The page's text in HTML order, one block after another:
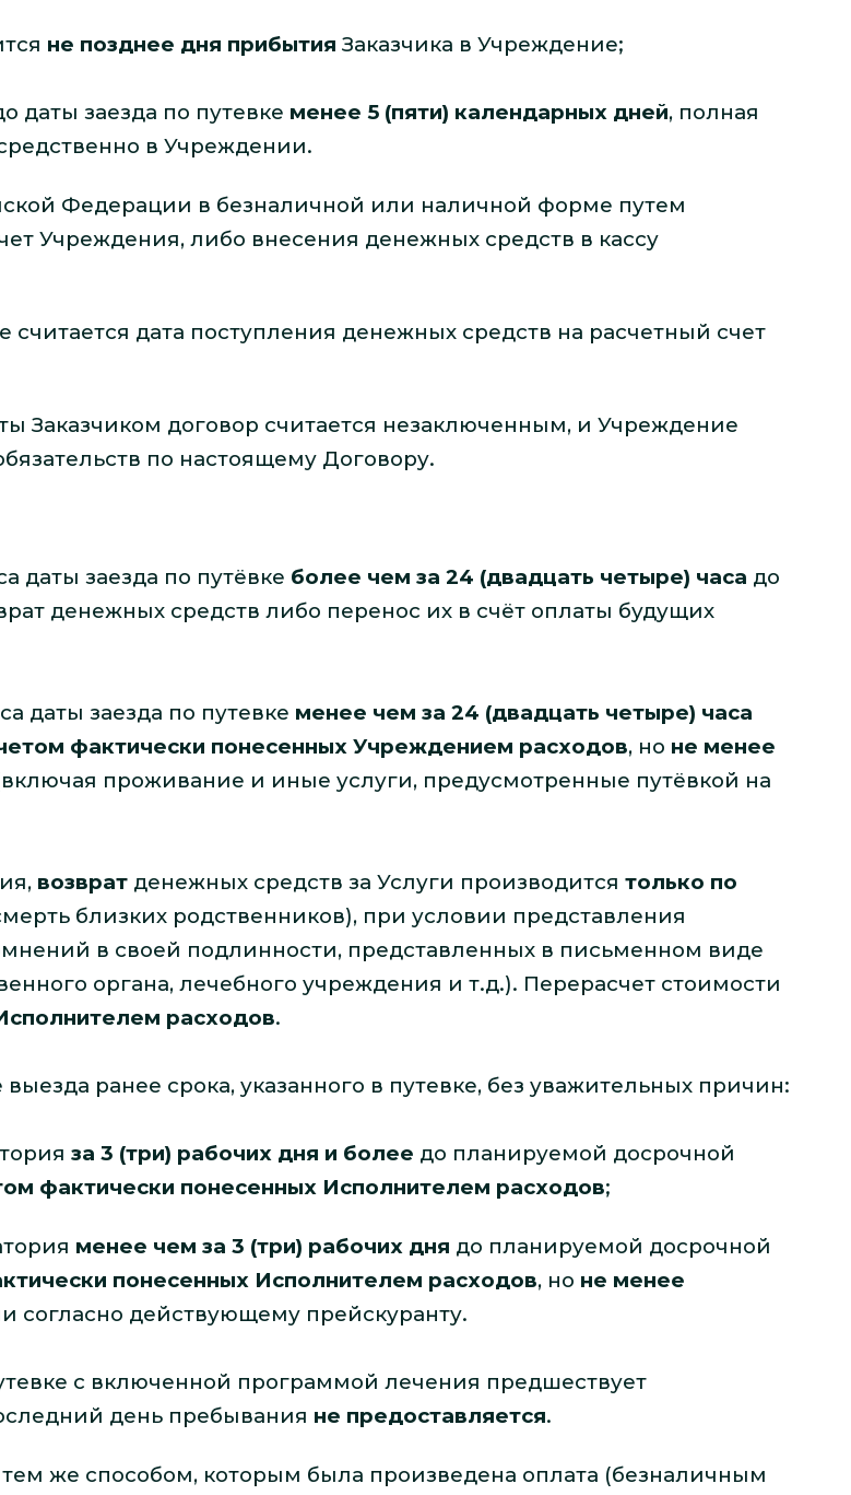
не позднее дня прибытия Заказчика в Учреждение;
даты заезда по путевке менее 5 (пяти) календарных дней, полная
в Учреждении.
Федерации в безналичной или наличной форме путем
Учреждения, либо внесения денежных средств в кассу
дата поступления денежных средств на расчетный счет
Заказчиком договор считается незаключенным, и Учреждение
по настоящему Договору.
даты заезда по путёвке более чем за 24 (двадцать четыре) часа до
денежных средств либо перенос их в счёт оплаты будущих
даты заезда по путевке менее чем за 24 (двадцать четыре) часа
фактически понесенных Учреждением расходов, но не менее
проживание и иные услуги, предусмотренные путёвкой на
возврат денежных средств за Услуги производится только по
близких родственников), при условии представления
в своей подлинности, представленных в письменном виде
органа, лечебного учреждения и т.д.). Перерасчет стоимости
расходов.
ранее срока, указанного в путевке, без уважительных причин:
за 3 (три) рабочих дня и более до планируемой досрочной
фактически понесенных Исполнителем расходов;
менее чем за 3 (три) рабочих дня до планируемой досрочной
понесенных Исполнителем расходов, но не менее
согласно действующему прейскуранту.
с включенной программой лечения предшествует
день пребывания не предоставляется.
же способом, которым была произведена оплата (безналичным